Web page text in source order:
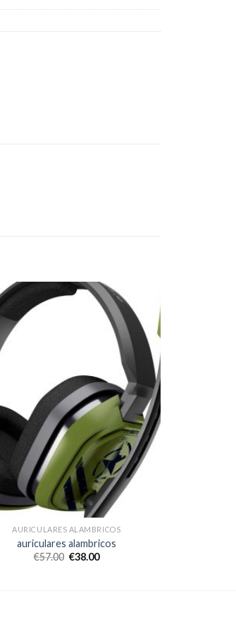
AURICULARES ALAMBRICOS
auriculares alambricos
€57.00 €38.00